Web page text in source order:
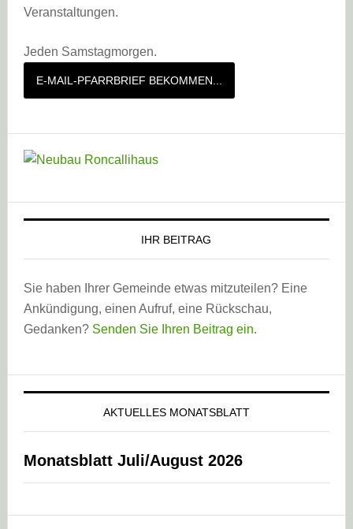
Veranstaltungen.
Jeden Samstagmorgen.
E-MAIL-PFARRBRIEF BEKOMMEN...
IHR BEITRAG
Sie haben Ihrer Gemeinde etwas mitzuteilen? Eine
Ankündigung, einen Aufruf, eine Rückschau,
Gedanken? Senden Sie Ihren Beitrag ein.
AKTUELLES MONATSBLATT
Monatsblatt Juli/August 2026